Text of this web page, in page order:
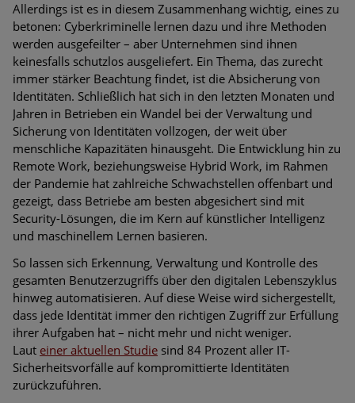
Allerdings ist es in diesem Zusammenhang wichtig, eines zu
betonen: Cyberkriminelle lernen dazu und ihre Methoden
werden ausgefeilter – aber Unternehmen sind ihnen
keinesfalls schutzlos ausgeliefert. Ein Thema, das zurecht
immer stärker Beachtung findet, ist die Absicherung von
Identitäten. Schließlich hat sich in den letzten Monaten und
Jahren in Betrieben ein Wandel bei der Verwaltung und
Sicherung von Identitäten vollzogen, der weit über
menschliche Kapazitäten hinausgeht. Die Entwicklung hin zu
Remote Work, beziehungsweise Hybrid Work, im Rahmen
der Pandemie hat zahlreiche Schwachstellen offenbart und
gezeigt, dass Betriebe am besten abgesichert sind mit
Security-Lösungen, die im Kern auf künstlicher Intelligenz
und maschinellem Lernen basieren.
So lassen sich Erkennung, Verwaltung und Kontrolle des
gesamten Benutzerzugriffs über den digitalen Lebenszyklus
hinweg automatisieren. Auf diese Weise wird sichergestellt,
dass jede Identität immer den richtigen Zugriff zur Erfüllung
ihrer Aufgaben hat – nicht mehr und nicht weniger.
Laut einer aktuellen Studie sind 84 Prozent aller IT-
Sicherheitsvorfälle auf kompromittierte Identitäten
zurückzuführen.